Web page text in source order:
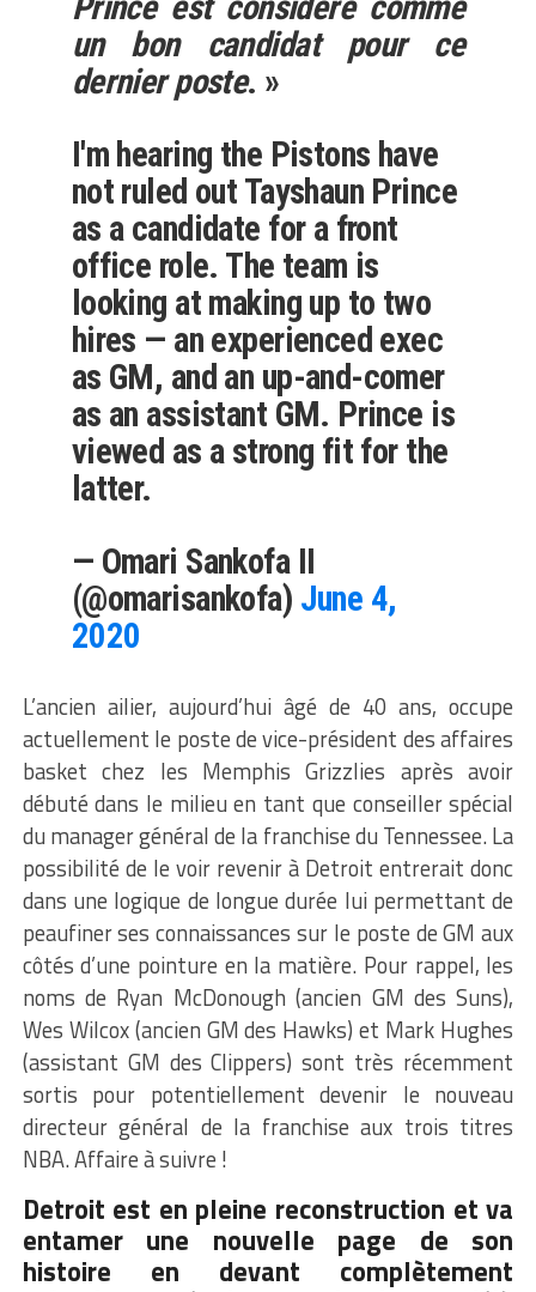
un bon candidat pour ce
dernierposte. »
I'm hearing the Pistons have
not ruled out Tayshaun Prince
as a candidate for a front
office role. The team is
looking at making up to two
hires — an experienced exec
as GM, and an up-and-comer
as an assistant GM. Prince is
viewed as a strong fit for the
latter.
— Omari Sankofa II
(@omarisankofa) June 4,
2020
L’ancien ailier, aujourd’hui âgé de 40 ans, occupe
actuellement le poste de vice-président des affaires
basket chez les Memphis Grizzlies après avoir
débuté dans le milieu en tant que conseiller spécial
du manager général de la franchise du Tennessee. La
possibilité de le voir revenir à Detroit entrerait donc
dans une logique de longue durée lui permettant de
peaufiner ses connaissances sur le poste de GM aux
côtés d’une pointure en la matière. Pour rappel, les
noms de Ryan McDonough (ancien GM des Suns),
Wes Wilcox (ancien GM des Hawks) et Mark Hughes
(assistant GM des Clippers) sont très récemment
sortis pour potentiellement devenir le nouveau
directeur général de la franchise aux trois titres
NBA. Affaire à suivre !
Detroit est en pleine reconstruction et va
entamer une nouvelle page de son
histoire en devant complètement